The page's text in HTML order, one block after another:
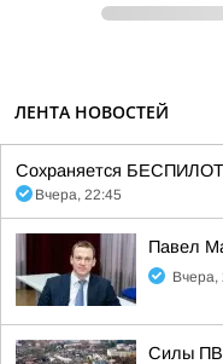
ЛЕНТА НОВОСТЕЙ
Сохраняется
Вчера, 22:45
Павел
Вчера,
Силы